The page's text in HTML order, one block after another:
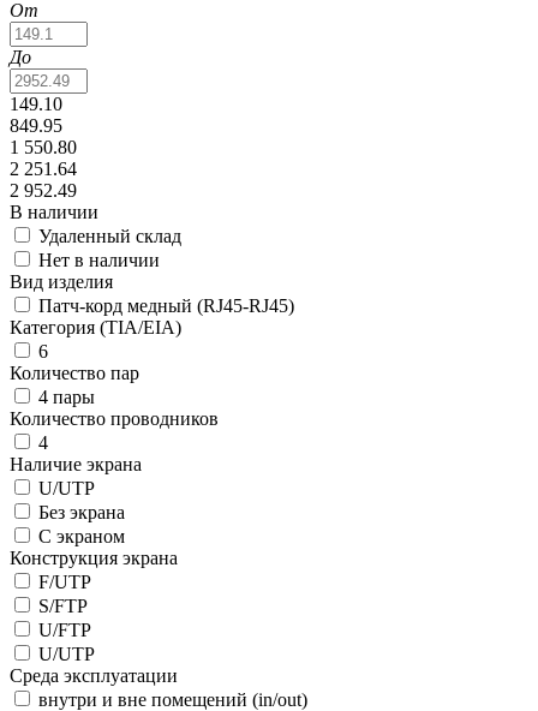
От
До
149.10
849.95
1 550.80
2 251.64
2 952.49
В наличии
Удаленный склад
Нет в наличии
Вид изделия
Патч-корд медный (RJ45-RJ45)
Категория (TIA/EIA)
6
Количество пар
4 пары
Количество проводников
4
Наличие экрана
U/UTP
Без экрана
С экраном
Конструкция экрана
F/UTP
S/FTP
U/FTP
U/UTP
Среда эксплуатации
внутри и вне помещений (in/out)